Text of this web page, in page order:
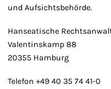
und Aufsichtsbehörde.
Hanseatische
Valentinskamp 88
20355 Hamburg
Telefon +49 40 35 74 41-0